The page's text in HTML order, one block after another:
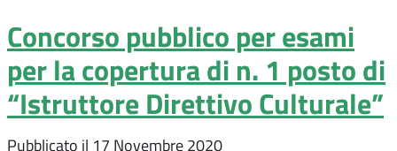
Concorso pubblico per esami
per la copertura di n. 1 posto di
“Istruttore Direttivo Culturale”
Pubblicato il 17 Novembre 2020